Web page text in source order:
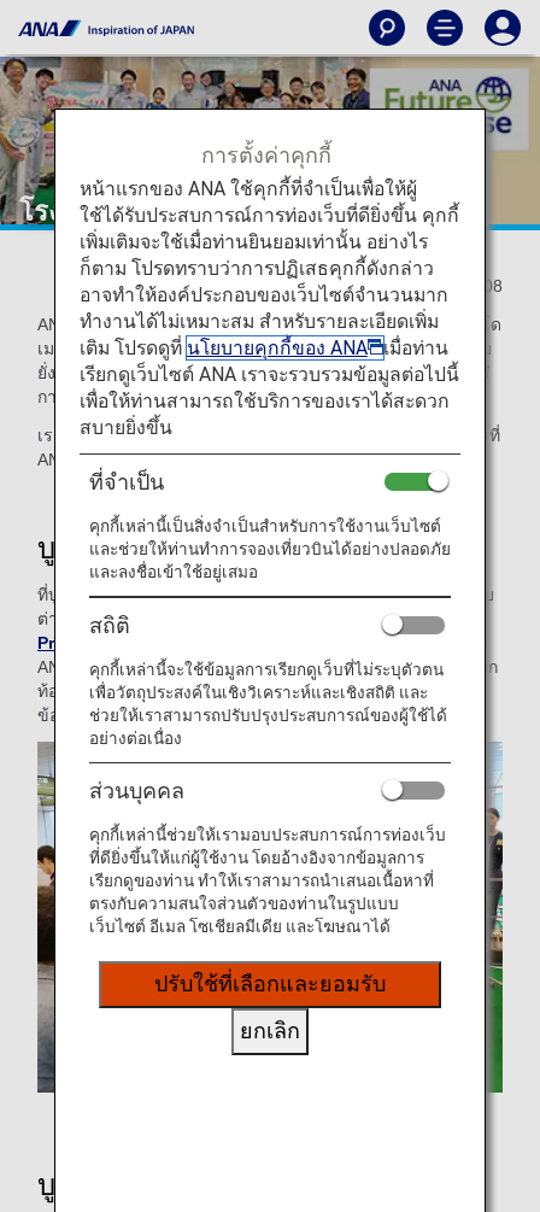
โรงเรียนภาคฤดูร้อนชิโอโดเมะ 2023
2023/09/08
ANA และ JAXA ร่วมกันจัดแสดงบูธที่โรงเรียนภาคฤดูร้อนชิโอโด
เมะ 2023 ซึ่งจัดขึ้นภายใต้หัวข้ออวกาศ วิทยาศาสตร์ และความ
ยั่งยืน และรวมถึงโครงการภาคปฏิบัติสำหรับเด็กๆ เพื่อเรียนรู้วิธี
การทำงานของเครื่องบินและดาวเทียม
เราขอแนะนำประสบการณ์ที่ยั่งยืนและการจัดแสดงนิทรรศการที่
ANA จัดขึ้นที่โรงเรียนภาคฤดูร้อนชิโอโดเมะ 2023
บูธสาธิต
ที่บูธสาธิต มีการแสดงการสาธิตให้เห็นถึงวิธีการวัดองค์ประกอบ
ต่างๆ ของชั้นบรรยากาศจากท้องฟ้าใน “
โครงการ GOBLEU
Project
” โครงการ GOBLEU เป็นโครงการวิจัยร่วมกันระหว่าง
ANA และ JAXA เพื่อวัดองค์ประกอบต่างๆ ของชั้นบรรยากาศจาก
ท้องฟ้า และมีจุดมุ่งหมายเพื่อลดการปล่อยก๊าซเรือนกระจกตาม
ข้อมูลที่ได้จากการสังเกตองค์ประกอบของบรรยากาศ
บูธเชิงปฏิบัติ
การตั้งค่าคุกกี้
หน้าแรกของ ANA ใช้คุกกี้ที่จำเป็นเพื่อให้ผู้
ใช้ได้รับประสบการณ์การท่องเว็บที่ดียิ่งขึ้น คุกกี้
เพิ่มเติมจะใช้เมื่อท่านยินยอมเท่านั้น อย่างไร
ก็ตาม โปรดทราบว่าการปฏิเสธคุกกี้ดังกล่าว
อาจทำให้องค์ประกอบของเว็บไซต์จำนวนมาก
ทำงานได้ไม่เหมาะสม สำหรับรายละเอียดเพิ่ม
เติม โปรดดูที่ นโยบายคุกกี้ของ ANA
เมื่อท่าน
เรียกดูเว็บไซต์ ANA เราจะรวบรวมข้อมูลต่อไปนี้
เพื่อให้ท่านสามารถใช้บริการของเราได้สะดวก
สบายยิ่งขึ้น
ที่จำเป็น
คุกกี้เหล่านี้เป็นสิ่งจำเป็นสำหรับการใช้งานเว็บไซต์
และช่วยให้ท่านทำการจองเที่ยวบินได้อย่างปลอดภัย
และลงชื่อเข้าใช้อยู่เสมอ
สถิติ
คุกกี้เหล่านี้จะใช้ข้อมูลการเรียกดูเว็บที่ไม่ระบุตัวตน
เพื่อวัตถุประสงค์ในเชิงวิเคราะห์และเชิงสถิติ และ
ช่วยให้เราสามารถปรับปรุงประสบการณ์ของผู้ใช้ได้
อย่างต่อเนื่อง
ส่วนบุคคล
คุกกี้เหล่านี้ช่วยให้เรามอบประสบการณ์การท่องเว็บ
ที่ดียิ่งขึ้นให้แก่ผู้ใช้งาน โดยอ้างอิงจากข้อมูลการ
เรียกดูของท่าน ทำให้เราสามารถนำเสนอเนื้อหาที่
ตรงกับความสนใจส่วนตัวของท่านในรูปแบบ
เว็บไซต์ อีเมล โซเชียลมีเดีย และโฆษณาได้
ปรับใช้ที่เลือกและยอมรับ
ยกเลิก